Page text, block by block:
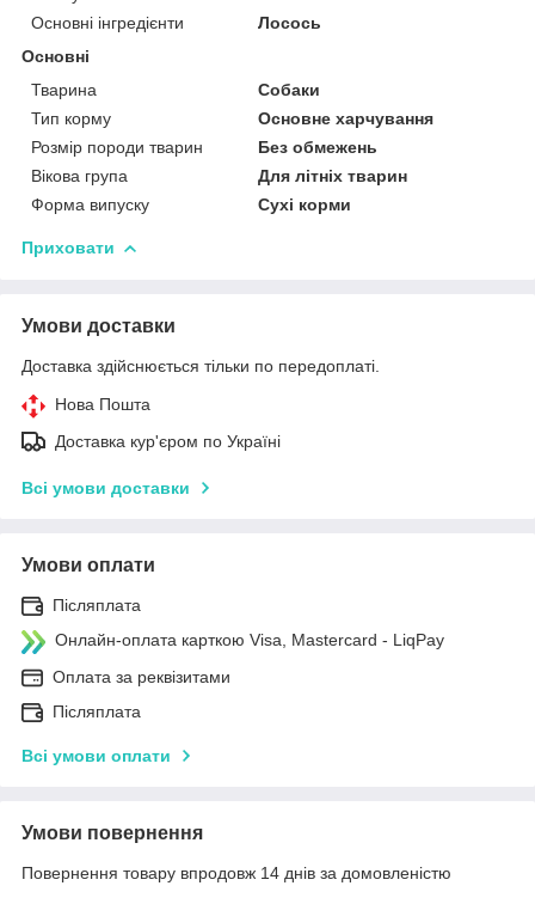
Основні інгредієнти
Лосось
Основні
Тварина
Собаки
Тип корму
Основне харчування
Розмір породи тварин
Без обмежень
Вікова група
Для літніх тварин
Форма випуску
Сухі корми
Приховати
Умови доставки
Доставка здійснюється тільки по передоплаті.
Нова Пошта
Доставка кур'єром по Україні
Всі умови доставки
Умови оплати
Післяплата
Онлайн-оплата карткою Visa, Mastercard - LiqPay
Оплата за реквізитами
Післяплата
Всі умови оплати
Умови повернення
Повернення товару впродовж 14 днів за домовленістю